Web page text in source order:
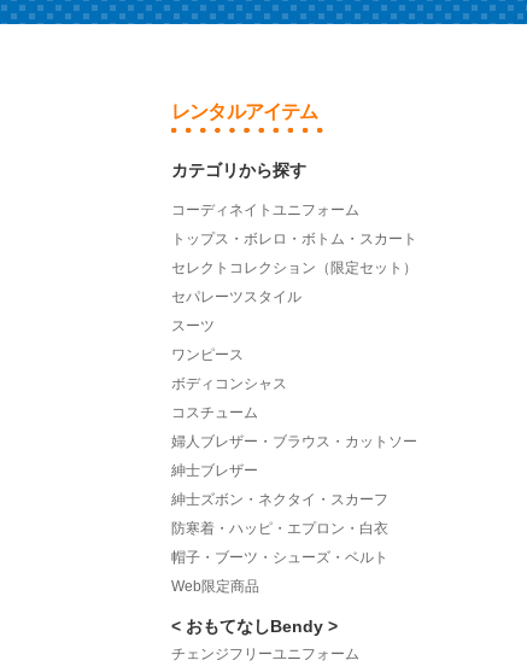
レンタルアイテム
カテゴリから探す
コーディネイトユニフォーム
トップス・ボレロ・ボトム・スカート
セレクトコレクション（限定セット）
セパレーツスタイル
スーツ
ワンピース
ボディコンシャス
コスチューム
婦人ブレザー・ブラウス・カットソー
紳士ブレザー
紳士ズボン・ネクタイ・スカーフ
防寒着・ハッピ・エプロン・白衣
帽子・ブーツ・シューズ・ベルト
Web限定商品
< おもてなしBendy >
チェンジフリーユニフォーム